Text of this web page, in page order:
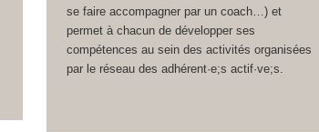
se faire accompagner par un coach…) et
permet à chacun de développer ses
compétences au sein des activités organisées
par le réseau des adhérent·e;s actif·ve;s.